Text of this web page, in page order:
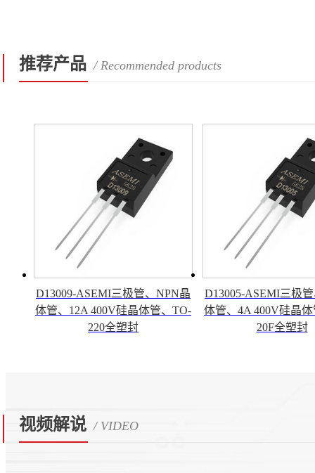
推荐产品 / Recommended products
D13009-ASEMI三极管、NPN晶
体管、12A 400V硅晶体管、TO-
220全塑封
D13005-ASEMI三极
体管、4A 400V硅晶
20F全塑封
视频解说 / VIDEO